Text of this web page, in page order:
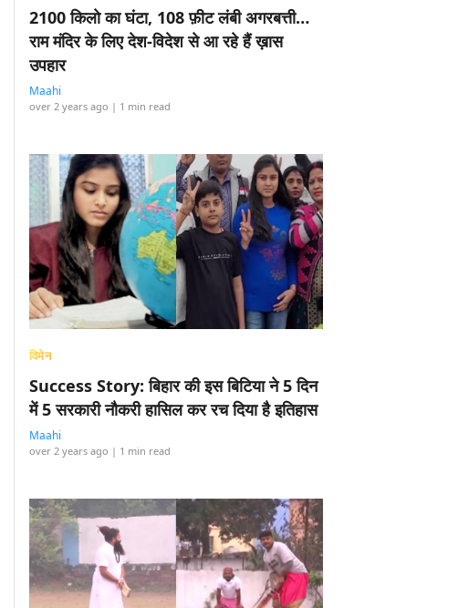
2100 किलो का घंटा, 108 फ़ीट लंबी अगरबत्ती…
राम मंदिर के लिए देश-विदेश से आ रहे हैं ख़ास
उपहार
Maahi
over 2 years ago | 1 min read
विमेन
Success Story: बिहार की इस बिटिया ने 5 दिन
में 5 सरकारी नौकरी हासिल कर रच दिया है इतिहास
Maahi
over 2 years ago | 1 min read